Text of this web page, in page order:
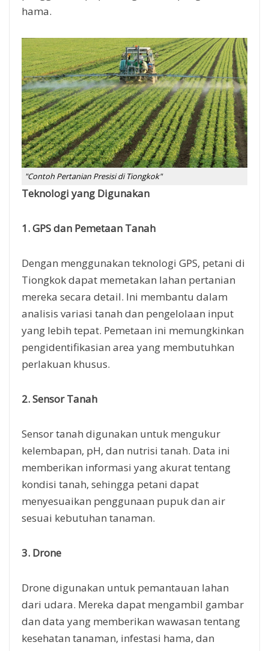
hama.
"Contoh Pertanian Presisi di Tiongkok"
Teknologi yang Digunakan
1. GPS dan Pemetaan Tanah
Dengan menggunakan teknologi GPS, petani di
Tiongkok dapat memetakan lahan pertanian
mereka secara detail. Ini membantu dalam
analisis variasi tanah dan pengelolaan input
yang lebih tepat. Pemetaan ini memungkinkan
pengidentifikasian area yang membutuhkan
perlakuan khusus.
2. Sensor Tanah
Sensor tanah digunakan untuk mengukur
kelembapan, pH, dan nutrisi tanah. Data ini
memberikan informasi yang akurat tentang
kondisi tanah, sehingga petani dapat
menyesuaikan penggunaan pupuk dan air
sesuai kebutuhan tanaman.
3. Drone
Drone digunakan untuk pemantauan lahan
dari udara. Mereka dapat mengambil gambar
dan data yang memberikan wawasan tentang
kesehatan tanaman, infestasi hama, dan